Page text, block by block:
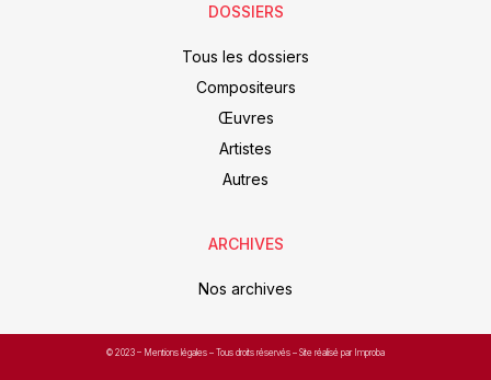
DOSSIERS
Tous les dossiers
Compositeurs
Œuvres
Artistes
Autres
ARCHIVES
Nos archives
© 2023 – Mentions légales – Tous droits réservés – Site réalisé par Improba